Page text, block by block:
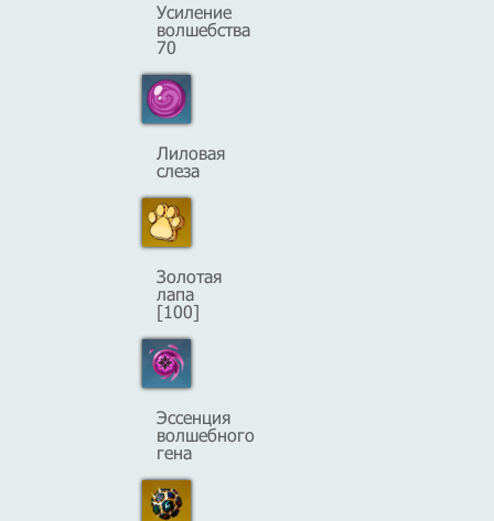
Усиление
волшебства
70
Лиловая
слеза
Золотая
лапа
[100]
Эссенция
волшебного
гена